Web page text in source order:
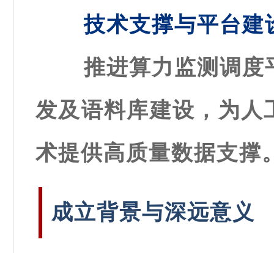
技术支撑与平台建
推进算力监测调度
发及语料库建设，为人
术提供高质量数据支撑
成立背景与深远意义